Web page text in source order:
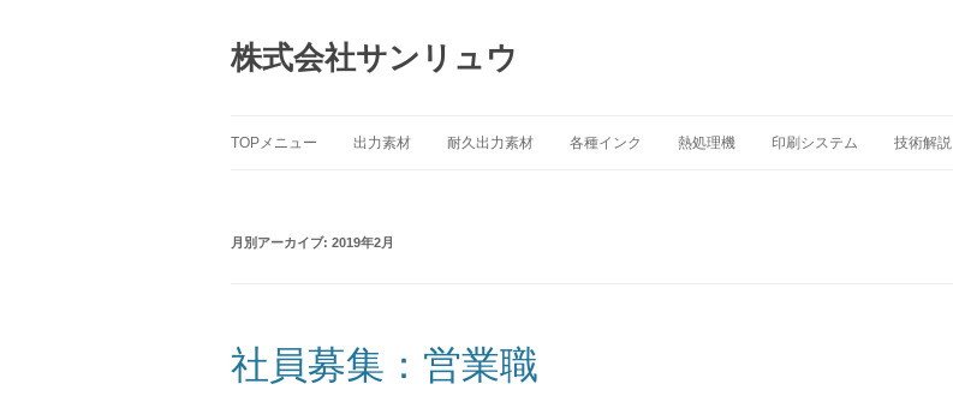
テ
ン
ツ
ッ
株式会社サンリュウ
TOPメニュー 出力素材 耐久出力素材 各種インク 熱処理機 印刷システム 技術解説
月別アーカイブ: 2019年2月
社員募集：営業職